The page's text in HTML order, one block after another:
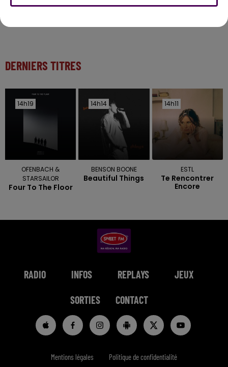
DERNIERS TITRES
14h19
14h19
OFENBACH &
STARSAILOR
Four To The Floor
14h14
14h14
BENSON BOONE
Beautiful Things
14h11
14h11
ESTL
Te Rencontrer
Encore
RADIO INFOS REPLAYS JEUX
SORTIES CONTACT
Mentions légales Politique de confidentialité